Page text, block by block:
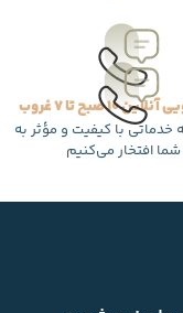
10 صبح تا 7 غروب
خدماتی با کیفیت و مؤثر به
شما افتخار می‌کنیم